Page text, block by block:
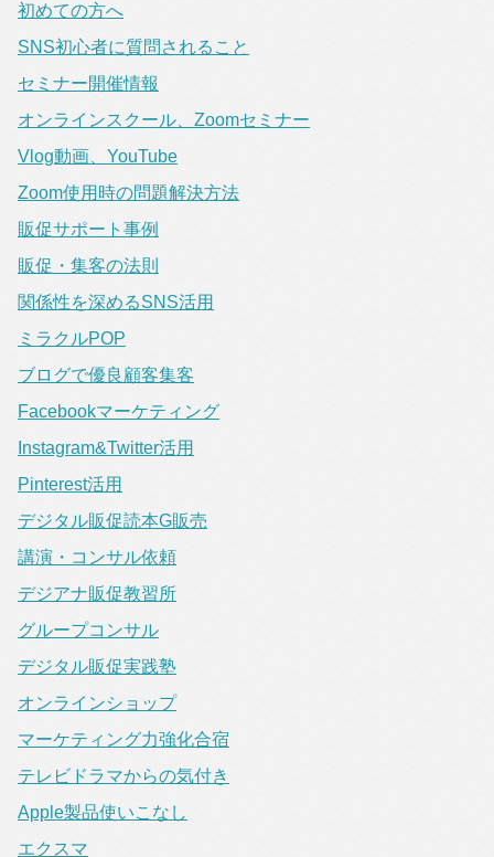
初めての方へ
SNS初心者に質問されること
セミナー開催情報
オンラインスクール、Zoomセミナー
Vlog動画、YouTube
Zoom使用時の問題解決方法
販促サポート事例
販促・集客の法則
関係性を深めるSNS活用
ミラクルPOP
ブログで優良顧客集客
Facebookマーケティング
Instagram&Twitter活用
Pinterest活用
デジタル販促読本G販売
講演・コンサル依頼
デジアナ販促教習所
グループコンサル
デジタル販促実践塾
オンラインショップ
マーケティング力強化合宿
テレビドラマからの気付き
Apple製品使いこなし
エクスマ